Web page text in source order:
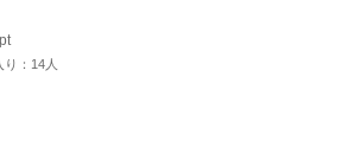
り：14人